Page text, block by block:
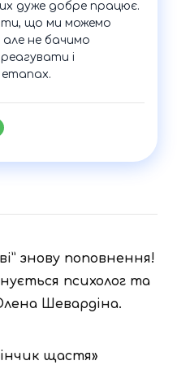
дуже добре працює.
що ми можемо
не бачимо
реагувати і
етапах.
знову поповнення!
психолог та
Шевардіна.
щастя»